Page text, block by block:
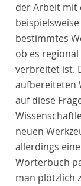
der Arbeit mit
bestimmtes
ob es
verbreitet ist.
aufbereiteten
auf diese
neuen
allerdings
Wörterbuch
man plötzlich